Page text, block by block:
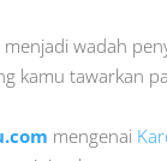
wadah
kamu tawarkan
mengenai